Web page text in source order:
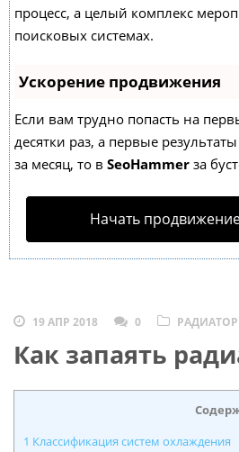
процесс, а целый комплекс
поисковых системах.
Ускорение продвижения
Если вам трудно попасть на
десятки раз, а первые
за месяц, то в SeoHammer за
Начать
19 АПР 2018 0
Как запаять
1 Классификация систем охлаждения